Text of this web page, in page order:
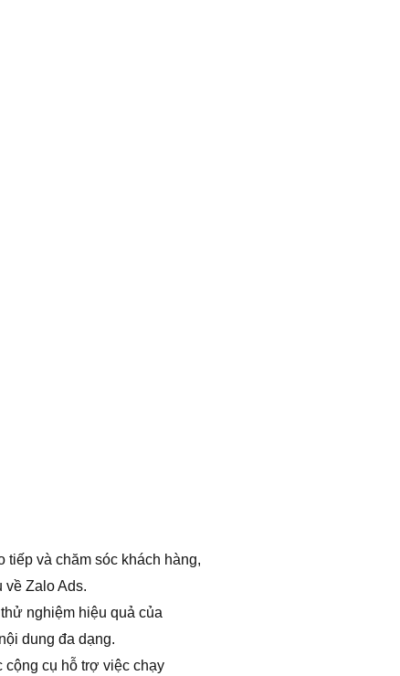
tiếp và chăm sóc khách hàng,
về Zalo Ads.
nghiệm hiệu quả của
dung đa dạng.
cộng cụ hỗ trợ việc chạy